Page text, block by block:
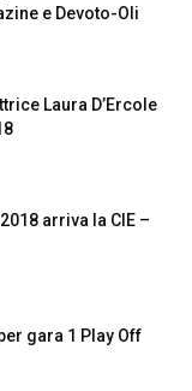
e Devoto-Oli
Laura D’Ercole
arriva la CIE –
gara 1 Play Off